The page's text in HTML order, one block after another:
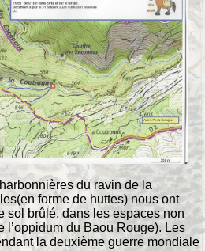
du ravin de la
forme de huttes) nous ont
sol brûlé, dans les espaces non
l’oppidum du Baou Rouge). Les
la deuxième guerre mondiale